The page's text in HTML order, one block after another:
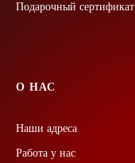
Подарочный сертификат
О НАС
Наши адреса
Работа у нас